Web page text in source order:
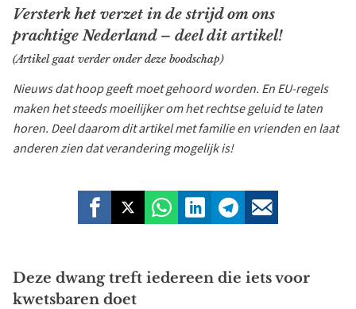
Versterk het verzet in de strijd om ons
prachtige Nederland – deel dit artikel!
(Artikel gaat verder onder deze boodschap)
Nieuws dat hoop geeft moet gehoord worden. En EU-regels
maken het steeds moeilijker om het rechtse geluid te laten
horen. Deel daarom dit artikel met familie en vrienden en laat
anderen zien dat verandering mogelijk is!
Deze dwang treft iedereen die iets voor
kwetsbaren doet